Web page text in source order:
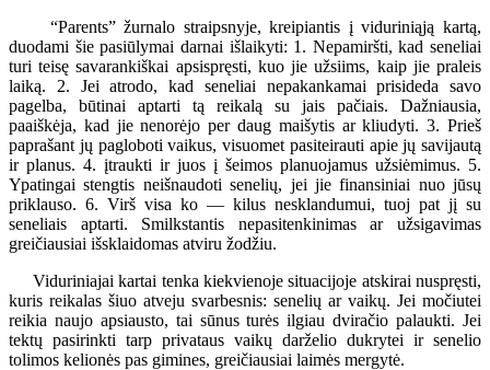
“Parents” žurnalo straipsnyje, kreipiantis į viduriniąją kartą,
duodami šie pasiūlymai darnai išlaikyti: 1. Nepamiršti, kad seneliai
turi teisę savarankiškai apsispręsti, kuo jie užsiims, kaip jie praleis
laiką. 2. Jei atrodo, kad seneliai nepakankamai prisideda savo
pagelba, būtinai aptarti tą reikalą su jais pačiais. Dažniausia,
paaiškėja, kad jie nenorėjo per daug maišytis ar kliudyti. 3. Prieš
paprašant jų pagloboti vaikus, visuomet pasiteirauti apie jų savijautą
ir planus. 4. įtraukti ir juos į šeimos planuojamus užsiėmimus. 5.
Ypatingai stengtis neišnaudoti senelių, jei jie finansiniai nuo jūsų
priklauso. 6. Virš visa ko — kilus nesklandumui, tuoj pat jį su
seneliais aptarti. Smilkstantis nepasitenkinimas ar užsigavimas
greičiausiai išsklaidomas atviru žodžiu.
Viduriniajai kartai tenka kiekvienoje situacijoje atskirai nuspręsti,
kuris reikalas šiuo atveju svarbesnis: senelių ar vaikų. Jei močiutei
reikia naujo apsiausto, tai sūnus turės ilgiau dviračio palaukti. Jei
tektų pasirinkti tarp privataus vaikų darželio dukrytei ir senelio
tolimos kelionės pas gimines, greičiausiai laimės mergytė.